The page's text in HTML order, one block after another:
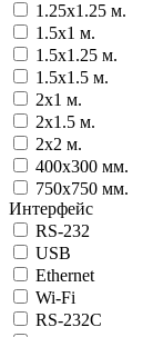
1.25x1.25 м.
1.5x1 м.
1.5x1.25 м.
1.5x1.5 м.
2x1 м.
2x1.5 м.
2x2 м.
400x300 мм.
750x750 мм.
Интерфейс
RS-232
USB
Ethernet
Wi-Fi
RS-232C